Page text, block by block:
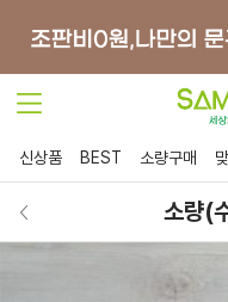
신상품 BEST 소량구매
소량(